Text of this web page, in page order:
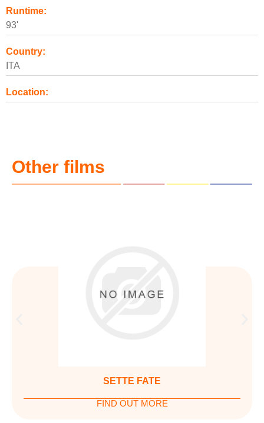
Runtime:
93'
Country:
ITA
Location:
Other films
SETTE FATE
FIND OUT MORE